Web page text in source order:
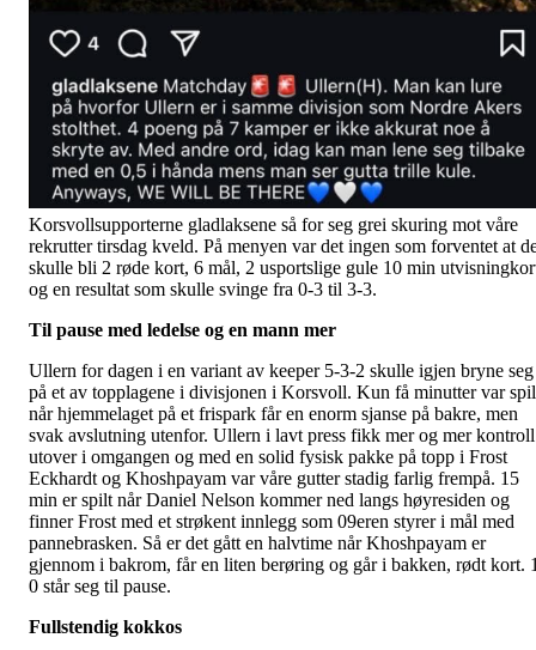
Korsvollsupporterne gladlaksene så for seg grei skuring mot våre
rekrutter tirsdag kveld. På menyen var det ingen som forventet at
skulle bli 2 røde kort, 6 mål, 2 usportslige gule 10 min
og en resultat som skulle svinge fra 0-3 til 3-3.
Til pause med ledelse og en mann mer
Ullern for dagen i en variant av keeper 5-3-2 skulle igjen bryne seg
på et av topplagene i divisjonen i Korsvoll. Kun få minutter var
når hjemmelaget på et frispark får en enorm sjanse på bakre, men
svak avslutning utenfor. Ullern i lavt press fikk mer og mer kontroll
utover i omgangen og med en solid fysisk pakke på topp i Frost
Eckhardt og Khoshpayam var våre gutter stadig farlig frempå. 15
min er spilt når Daniel Nelson kommer ned langs høyresiden og
finner Frost med et strøkent innlegg som 09eren styrer i mål med
pannebrasken. Så er det gått en halvtime når Khoshpayam er
gjennom i bakrom, får en liten berøring og går i bakken, rødt kort.
0 står seg til pause.
Fullstendig kokkos